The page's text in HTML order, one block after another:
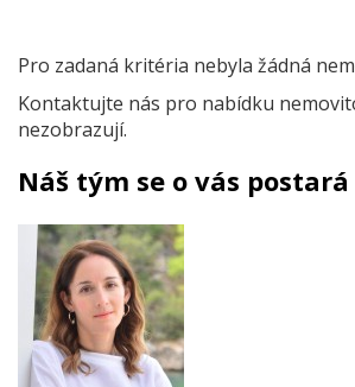
Pro zadaná kritéria nebyla žádná
Kontaktujte nás pro nabídku
nezobrazují.
Náš tým se o vás postará